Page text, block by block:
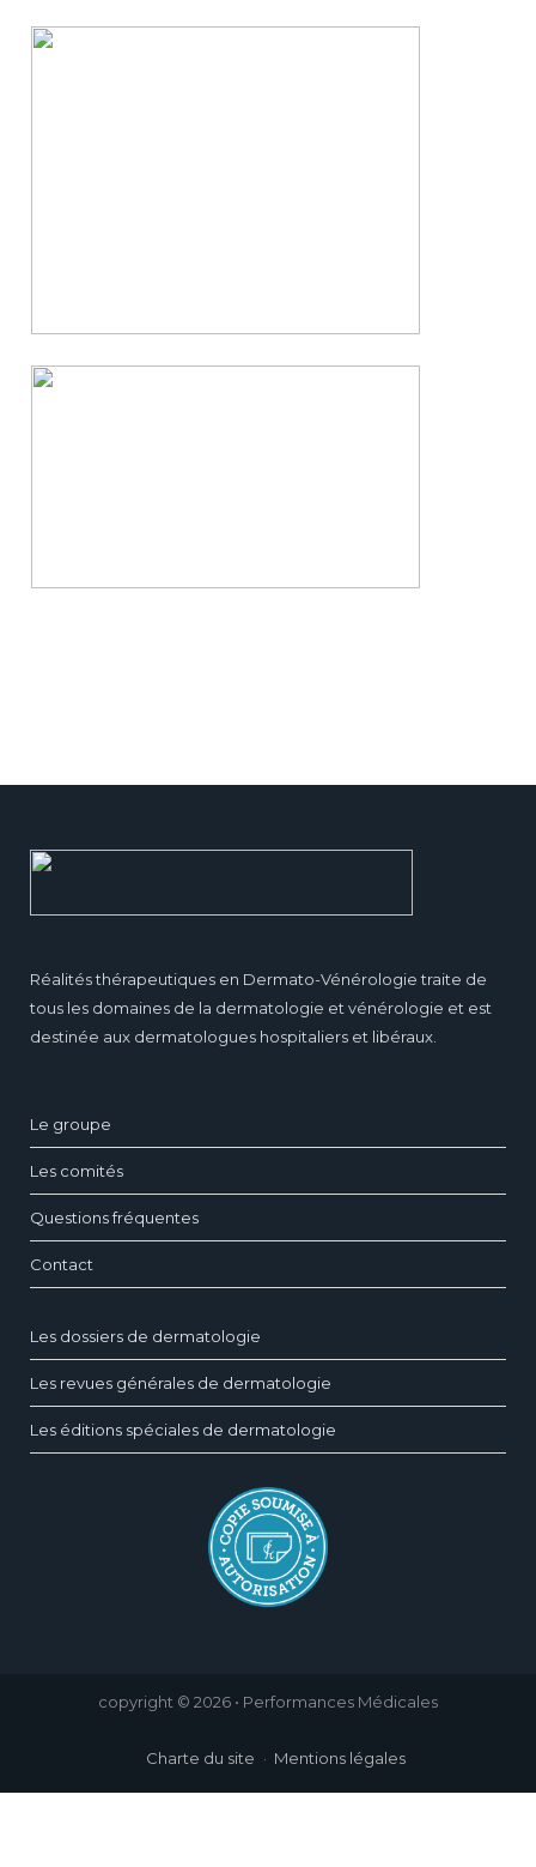
Réalités thérapeutiques en Dermato-Vénérologie traite de
tous les domaines de la dermatologie et vénérologie et est
destinée aux dermatologues hospitaliers et libéraux.
Le groupe
Les comités
Questions fréquentes
Contact
Les dossiers de dermatologie
Les revues générales de dermatologie
Les éditions spéciales de dermatologie
copyright © 2026 • Performances Médicales
Charte du site Mentions légales